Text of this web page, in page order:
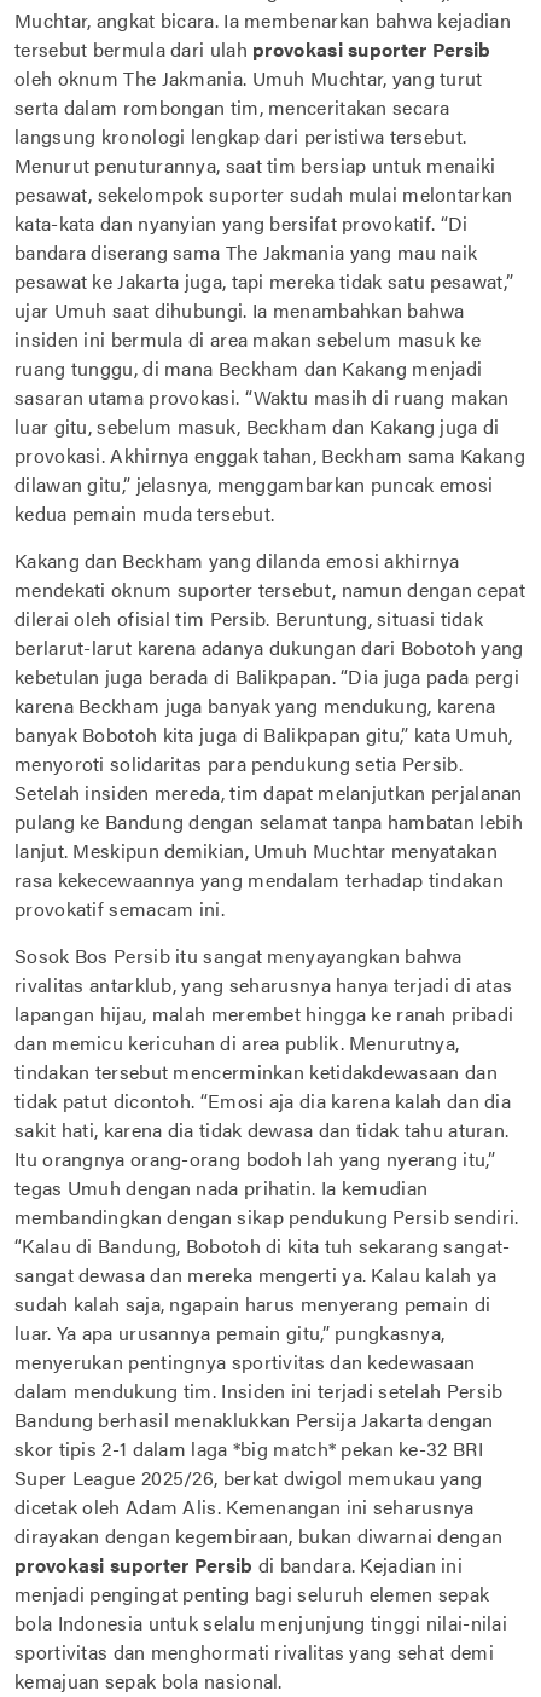
Muchtar, angkat bicara. Ia membenarkan bahwa kejadian
tersebut bermula dari ulah provokasi suporter Persib
oleh oknum The Jakmania. Umuh Muchtar, yang turut
serta dalam rombongan tim, menceritakan secara
langsung kronologi lengkap dari peristiwa tersebut.
Menurut penuturannya, saat tim bersiap untuk menaiki
pesawat, sekelompok suporter sudah mulai melontarkan
kata-kata dan nyanyian yang bersifat provokatif. “Di
bandara diserang sama The Jakmania yang mau naik
pesawat ke Jakarta juga, tapi mereka tidak satu pesawat,”
ujar Umuh saat dihubungi. Ia menambahkan bahwa
insiden ini bermula di area makan sebelum masuk ke
ruang tunggu, di mana Beckham dan Kakang menjadi
sasaran utama provokasi. “Waktu masih di ruang makan
luar gitu, sebelum masuk, Beckham dan Kakang juga di
provokasi. Akhirnya enggak tahan, Beckham sama Kakang
dilawan gitu,” jelasnya, menggambarkan puncak emosi
kedua pemain muda tersebut.
Kakang dan Beckham yang dilanda emosi akhirnya
mendekati oknum suporter tersebut, namun dengan cepat
dilerai oleh ofisial tim Persib. Beruntung, situasi tidak
berlarut-larut karena adanya dukungan dari Bobotoh yang
kebetulan juga berada di Balikpapan. “Dia juga pada pergi
karena Beckham juga banyak yang mendukung, karena
banyak Bobotoh kita juga di Balikpapan gitu,” kata Umuh,
menyoroti solidaritas para pendukung setia Persib.
Setelah insiden mereda, tim dapat melanjutkan perjalanan
pulang ke Bandung dengan selamat tanpa hambatan lebih
lanjut. Meskipun demikian, Umuh Muchtar menyatakan
rasa kekecewaannya yang mendalam terhadap tindakan
provokatif semacam ini.
Sosok Bos Persib itu sangat menyayangkan bahwa
rivalitas antarklub, yang seharusnya hanya terjadi di atas
lapangan hijau, malah merembet hingga ke ranah pribadi
dan memicu kericuhan di area publik. Menurutnya,
tindakan tersebut mencerminkan ketidakdewasaan dan
tidak patut dicontoh. “Emosi aja dia karena kalah dan dia
sakit hati, karena dia tidak dewasa dan tidak tahu aturan.
Itu orangnya orang-orang bodoh lah yang nyerang itu,”
tegas Umuh dengan nada prihatin. Ia kemudian
membandingkan dengan sikap pendukung Persib sendiri.
“Kalau di Bandung, Bobotoh di kita tuh sekarang sangat-
sangat dewasa dan mereka mengerti ya. Kalau kalah ya
sudah kalah saja, ngapain harus menyerang pemain di
luar. Ya apa urusannya pemain gitu,” pungkasnya,
menyerukan pentingnya sportivitas dan kedewasaan
dalam mendukung tim. Insiden ini terjadi setelah Persib
Bandung berhasil menaklukkan Persija Jakarta dengan
skor tipis 2-1 dalam laga *big match* pekan ke-32 BRI
Super League 2025/26, berkat dwigol memukau yang
dicetak oleh Adam Alis. Kemenangan ini seharusnya
dirayakan dengan kegembiraan, bukan diwarnai dengan
provokasi suporter Persib di bandara. Kejadian ini
menjadi pengingat penting bagi seluruh elemen sepak
bola Indonesia untuk selalu menjunjung tinggi nilai-nilai
sportivitas dan menghormati rivalitas yang sehat demi
kemajuan sepak bola nasional.